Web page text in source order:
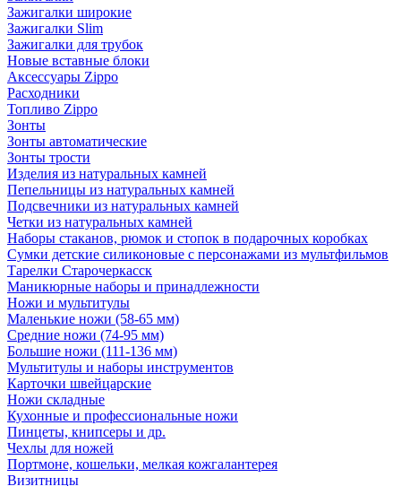
Зажигалки широкие
Зажигалки Slim
Зажигалки для трубок
Новые вставные блоки
Аксессуары Zippo
Расходники
Топливо Zippo
Зонты
Зонты автоматические
Зонты трости
Изделия из натуральных камней
Пепельницы из натуральных камней
Подсвечники из натуральных камней
Четки из натуральных камней
Наборы стаканов, рюмок и стопок в подарочных коробках
Сумки детские силиконовые с персонажами из мультфильмов
Тарелки Старочеркасск
Маникюрные наборы и принадлежности
Ножи и мультитулы
Маленькие ножи (58-65 мм)
Средние ножи (74-95 мм)
Большие ножи (111-136 мм)
Мультитулы и наборы инструментов
Карточки швейцарские
Ножи складные
Кухонные и профессиональные ножи
Пинцеты, книпсеры и др.
Чехлы для ножей
Портмоне, кошельки, мелкая кожгалантерея
Визитницы